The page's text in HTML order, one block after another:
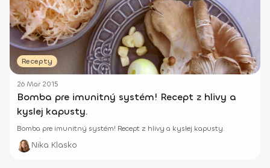
Recepty
26 Mar 2015
Bomba pre imunitný systém! Recept z hlivy a
kyslej kapusty.
Bomba pre imunitný systém! Recept z hlivy a kyslej kapusty.
Nika Klasko